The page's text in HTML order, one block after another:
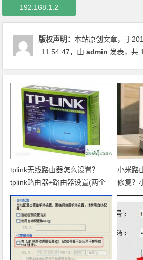
192.168.1.2
版权声明：本站原创文章，于
11:54:47，由admin 发表，共
tplink无线路由器怎么设置？
tplink路由器+路由器设置(两个
路由器串联方法)
小米路
修复？
怎么办